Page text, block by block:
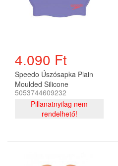
4.090 Ft
Speedo Úszósapka Plain
Moulded Silicone
Junior(UK) gyerek
5053744609232
Pillanatnyilag nem
rendelhető!